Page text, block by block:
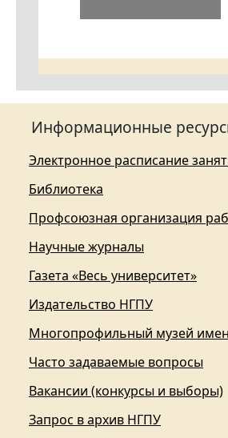
Информационные
Электронное расписание
Библиотека
Профсоюзная организация
Научные журналы
Газета «Весь университет»
Издательство НГПУ
Многопрофильный музей
Часто задаваемые вопросы
Вакансии (конкурсы и выборы)
Запрос в архив НГПУ